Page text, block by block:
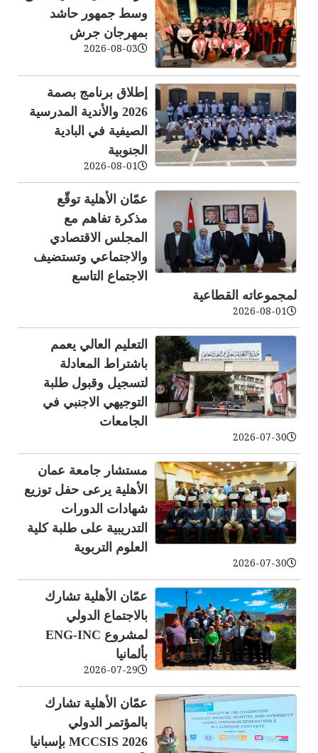
وسط جمهور حاشد
بمهرجان جرش
2026-08-03
إطلاق برنامج بصمة
2026 والأندية المدرسية
الصيفية في البادية
الجنوبية
2026-08-01
عمّان الأهلية توقّع
مذكرة تفاهم مع
المجلس الاقتصادي
والاجتماعي وتستضيف
الاجتماع التاسع
لمجموعاته القطاعية
2026-08-01
التعليم العالي يعمم
باشتراط المعادلة
لتسجيل وقبول طلبة
التوجيهي الاجنبي في
الجامعات
2026-07-30
مستشار جامعة عمان
الأهلية يرعى حفل توزيع
شهادات الدورات
التدريبية على طلبة كلية
العلوم التربوية
2026-07-30
عمّان الأهلية تشارك
بالاجتماع الدولي
لمشروع ENG-INC
بألمانيا
2026-07-29
عمّان الأهلية تشارك
بالمؤتمر الدولي
MCCSIS 2026 بإسبانيا